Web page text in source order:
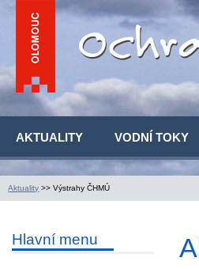
AKTUALITY VODNÍ TOKY
Aktuality >> Výstrahy ČHMÚ
Hlavní menu